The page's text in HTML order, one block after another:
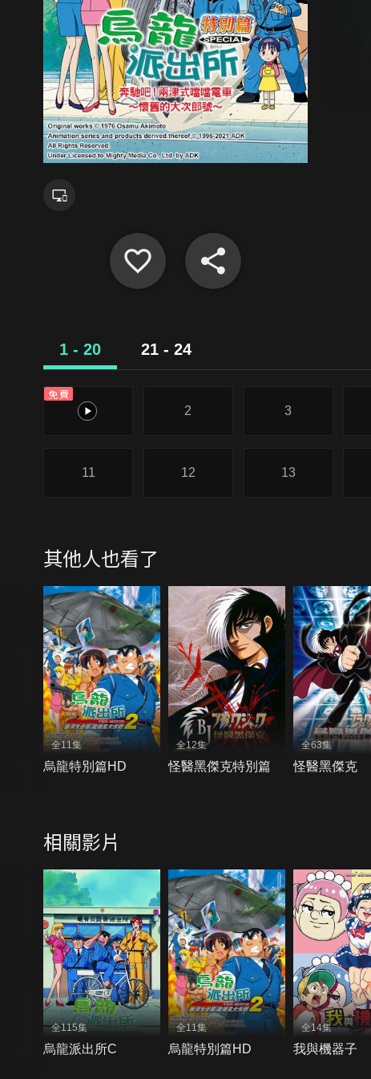
1 - 20 21 - 24
免費
1
2 3
11 12 13
其他人也看了
全11集
烏龍特別篇HD
全12集
怪醫黑傑克特別篇
全63集
怪醫黑傑克
相關影片
全115集
烏龍派出所C
全11集
烏龍特別篇HD
全14集
我與機器子